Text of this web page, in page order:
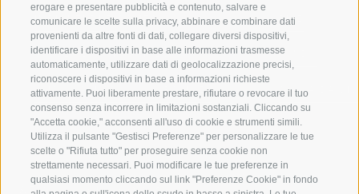
erogare e presentare pubblicità e contenuto, salvare e
comunicare le scelte sulla privacy, abbinare e combinare dati
provenienti da altre fonti di dati, collegare diversi dispositivi,
identificare i dispositivi in base alle informazioni trasmesse
automaticamente, utilizzare dati di geolocalizzazione precisi,
riconoscere i dispositivi in base a informazioni richieste
attivamente. Puoi liberamente prestare, rifiutare o revocare il tuo
consenso senza incorrere in limitazioni sostanziali. Cliccando su
"Accetta cookie," acconsenti all'uso di cookie e strumenti simili.
Utilizza il pulsante "Gestisci Preferenze" per personalizzare le tue
scelte o "Rifiuta tutto" per proseguire senza cookie non
strettamente necessari. Puoi modificare le tue preferenze in
qualsiasi momento cliccando sul link "Preferenze Cookie" in fondo
IMPIANTI DI RISALITA
SCUOLA DI SCI RACINES
LUISL'S SKI SCHOOL A RACINES
BIKE
FONDO
ACQUA DA
SEGUICI SUI SOCIAL